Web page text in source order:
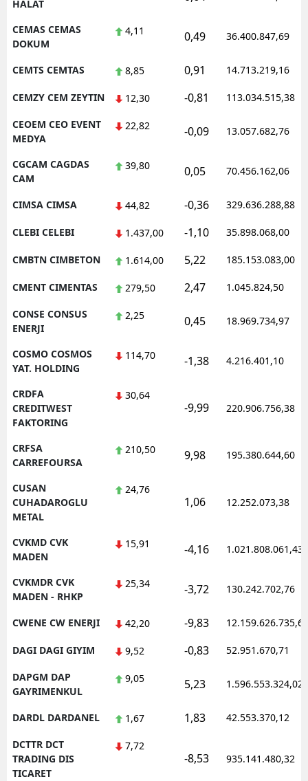
HALAT
CEMAS CEMAS
DOKUM
4,11 0,49 36.400.847,69
CEMTS CEMTAS 8,85 0,91 14.713.219,16
CEMZY CEM ZEYTIN 12,30 -0,81 113.034.515,38
CEOEM CEO EVENT
MEDYA
22,82 -0,09 13.057.682,76
CGCAM CAGDAS
CAM
39,80 0,05 70.456.162,06
CIMSA CIMSA 44,82 -0,36 329.636.288,88
CLEBI CELEBI 1.437,00 -1,10 35.898.068,00
CMBTN CIMBETON 1.614,00 5,22 185.153.083,00
CMENT CIMENTAS 279,50 2,47 1.045.824,50
CONSE CONSUS
ENERJI
2,25 0,45 18.969.734,97
COSMO COSMOS
YAT. HOLDING
114,70 -1,38 4.216.401,10
CRDFA
CREDITWEST
FAKTORING
30,64
-9,99 220.906.756,38
CRFSA
CARREFOURSA
210,50 9,98 195.380.644,60
CUSAN
CUHADAROGLU
METAL
24,76
1,06 12.252.073,38
CVKMD CVK
MADEN
15,91 -4,16 1.021.808.061,43
CVKMDR CVK
MADEN - RHKP
25,34 -3,72 130.242.702,76
CWENE CW ENERJI 42,20 -9,83 12.159.626.735,62
DAGI DAGI GIYIM 9,52 -0,83 52.951.670,71
DAPGM DAP
GAYRIMENKUL
9,05 5,23 1.596.553.324,02
DARDL DARDANEL 1,67 1,83 42.553.370,12
DCTTR DCT
TRADING DIS
TICARET
7,72
-8,53 935.141.480,32